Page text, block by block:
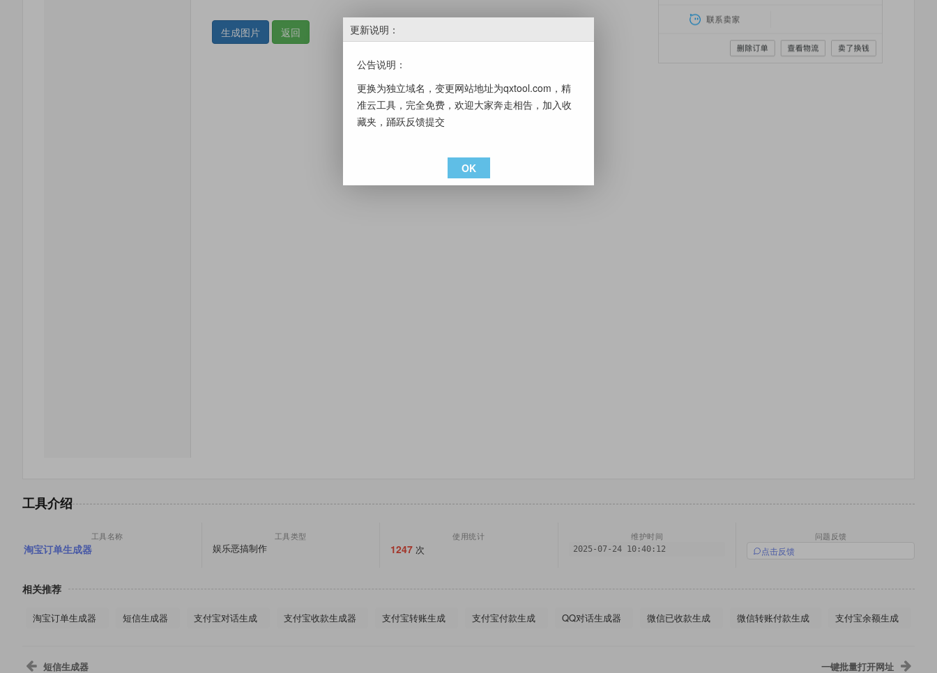
工具介绍
工具名称
淘宝订单生成器
工具类型
娱乐恶搞制作
使用统计
1247 次
维护时间
2025-07-24 10:40:12
问题反馈
点击反馈
相关推荐
淘宝订单生成器 短信生成器 支付宝对话生成 支付宝收款生成器 支付宝转账生成 支付宝付款生成 QQ对话生成器 微信已收款生成 微信转账付款生成 支付宝余额生成
短信生成器 一键批量打开网址
更新说明：
公告说明：
更换为独立域名，变更网站地址为qxtool.com，精
准云工具，完全免费，欢迎大家奔走相告，加入收
藏夹，踊跃反馈提交
OK